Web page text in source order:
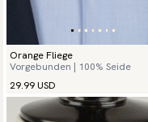
Orange Fliege
Vorgebunden | 100% Seide
29.99 USD